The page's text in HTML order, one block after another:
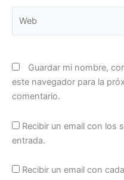
Guardar mi nombre,
este navegador para la
comentario.
Recibir un email con los
entrada.
Recibir un email con